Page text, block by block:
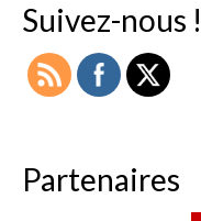
Suivez-nous !
Partenaires